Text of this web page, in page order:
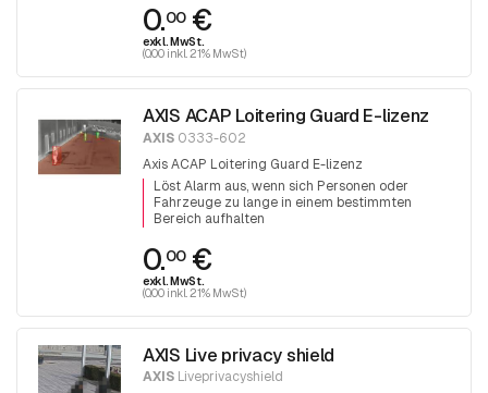
0.00€
exkl. MwSt.
(0.00 inkl. 21% MwSt)
AXIS ACAP Loitering Guard E-lizenz
AXIS 0333-602
Axis ACAP Loitering Guard E-lizenz
Löst Alarm aus, wenn sich Personen oder
Fahrzeuge zu lange in einem bestimmten
Bereich aufhalten
0.00€
exkl. MwSt.
(0.00 inkl. 21% MwSt)
AXIS Live privacy shield
AXIS Liveprivacyshield